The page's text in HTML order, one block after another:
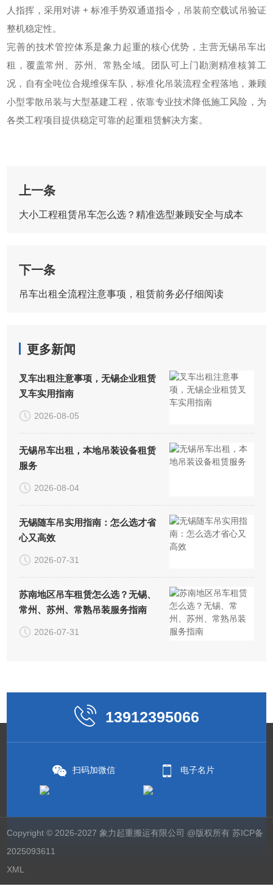
人指挥，采用对讲 + 标准手势双通道指令，吊装前空载试吊验证
整机稳定性。
完善的技术管控体系是象力起重的核心优势，主营无锡吊车出
租，覆盖常州、苏州、常熟全域。团队可上门勘测精准核算工
况，自有全吨位合规维保车队，标准化吊装流程全程落地，兼顾
小型零散吊装与大型基建工程，依靠专业技术降低施工风险，为
各类工程项目提供稳定可靠的起重租赁解决方案。
上一条
大小工程租赁吊车怎么选？精准选型兼顾安全与成本
下一条
吊车出租全流程注意事项，租赁前务必仔细阅读
更多新闻
叉车出租注意事项，无锡企业租赁
叉车实用指南
2026-08-05
无锡吊车出租，本地吊装设备租赁
服务
2026-08-04
无锡随车吊实用指南：怎么选才省
心又高效
2026-07-31
苏南地区吊车租赁怎么选？无锡、
常州、苏州、常熟吊装服务指南
2026-07-31
13912395066
扫码加微信 电子名片
Copyright © 2026-2027 象力起重搬运有限公司 @版权所有苏ICP备
2025093611
XML